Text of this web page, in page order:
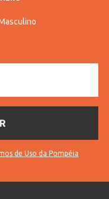
de Uso da Pompéia